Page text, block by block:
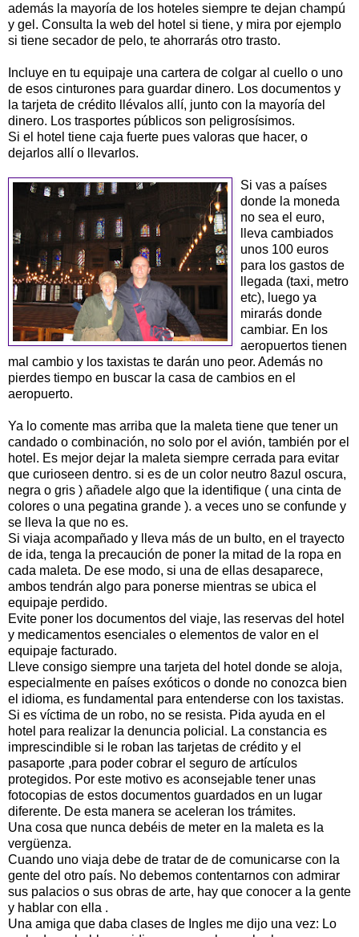
además la mayoría de los hoteles siempre te dejan champú
y gel. Consulta la web del hotel si tiene, y mira por ejemplo
si tiene secador de pelo, te ahorrarás otro trasto.
Incluye en tu equipaje una cartera de colgar al cuello o uno
de esos cinturones para guardar dinero. Los documentos y
la tarjeta de crédito
llévalos allí, junto con la mayoría del
dinero. Los trasportes públicos son peligrosísimos.
Si el hotel tiene caja fuerte pues valoras que hacer, o
dejarlos allí o llevarlos.
Si vas a países
donde la moneda
no sea el euro,
lleva cambiados
unos 100 euros
para los gastos de
llegada (taxi, metro
etc), luego ya
mirarás donde
cambiar. En los
aeropuertos tienen
mal cambio y los taxistas te darán uno peor. Además no
pierdes tiempo en buscar la casa de cambios en el
aeropuerto.
Ya lo comente mas arriba que la maleta tiene que tener un
candado o combinación, no solo por el avión, también por el
hotel. Es mejor dejar la maleta siempre cerrada para evitar
que curioseen dentro. si es de un color neutro 8azul oscura,
negra o gris ) añadele algo que la identifique ( una cinta de
colores o una pegatina grande ). a veces uno se confunde y
se lleva la que no es.
Si viaja acompañado y lleva más de un bulto, en el trayecto
de ida, tenga la precaución de poner la mitad de la ropa en
cada maleta. De ese modo, si una de ellas desaparece,
ambos tendrán algo para ponerse mientras se ubica el
equipaje perdido.
Evite poner los documentos del viaje, las reservas del hotel
y medicamentos esenciales o elementos de valor en el
equipaje facturado.
Lleve consigo siempre una tarjeta del hotel donde se aloja,
especialmente en países exóticos o donde no conozca bien
el idioma, es fundamental para entenderse con los taxistas.
Si es víctima de un robo, no se resista. Pida ayuda en el
hotel para realizar la denuncia policial. La constancia es
imprescindible si le roban las tarjetas de crédito y el
pasaporte ,para poder cobrar el seguro de artículos
protegidos. Por este motivo es aconsejable tener unas
fotocopias de estos documentos guardados en un lugar
diferente. De esta manera se aceleran los trámites.
Una cosa que nunca debéis de meter en la maleta es la
vergüenza.
Cuando uno viaja debe de tratar de de comunicarse con la
gente del otro país. No debemos contentarnos con admirar
sus palacios o sus obras de arte, hay que conocer a la gente
y hablar con ella .
Una amiga que daba clases de Ingles me dijo una vez: Lo